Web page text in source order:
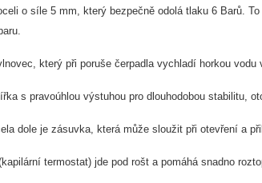
o síle 5 mm, který bezpečně odolá tlaku 6 Barů.
který při poruše čerpadla vychladí horkou vodu
s pravoúhlou výstuhou pro dlouhodobou stabilitu,
dole je zásuvka, která může sloužit při otevření a
termostat) jde pod rošt a pomáhá snadno